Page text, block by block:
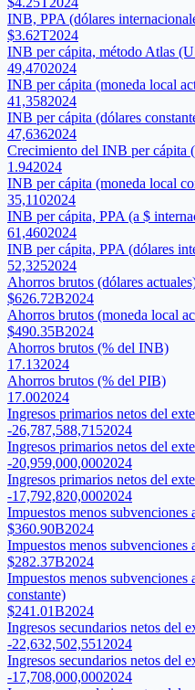
INB, PPA (dólares
$3.62T2024
INB per cápita, método Atlas
49,4702024
INB per cápita (moneda local
41,3582024
INB per cápita (dólares
47,6362024
Crecimiento del INB per cápita
1.942024
INB per cápita (moneda local
35,1102024
INB per cápita, PPA (a $
61,4602024
INB per cápita, PPA (dólares
52,3252024
Ahorros brutos (dólares
$626.72B2024
Ahorros brutos (moneda local
$490.35B2024
Ahorros brutos (% del INB)
17.132024
Ahorros brutos (% del PIB)
17.002024
Ingresos primarios netos del
-26,787,588,7152024
Ingresos primarios netos del
-20,959,000,0002024
Ingresos primarios netos del
-17,792,820,0002024
Impuestos menos subvenciones
$360.90B2024
Impuestos menos
$282.37B2024
Impuestos menos subvenciones
constante)
$241.01B2024
Ingresos secundarios netos del
-22,632,502,551 2024
Ingresos secundarios netos del
-17,708,000,0002024